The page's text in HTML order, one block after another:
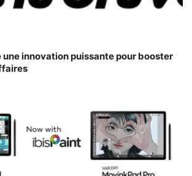
innovation puissante pour booster